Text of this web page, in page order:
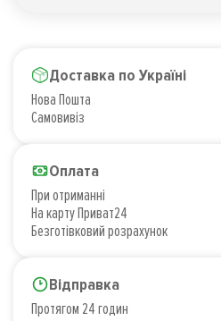
Доставка по Україні
Нова Пошта
Самовивіз
Оплата
При отриманні
На карту Приват24
Безготівковий розрахунок
Відправка
Протягом 24 годин